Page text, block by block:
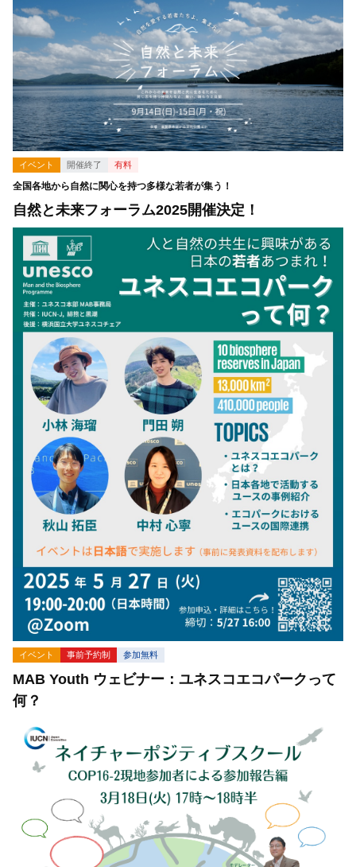
イベント 開催終了 有料
全国各地から自然に関心を持つ多様な若者が集う！
自然と未来フォーラム2025開催決定！
イベント 事前予約制 参加無料
MAB Youth ウェビナー：ユネスコエコパークって
何？